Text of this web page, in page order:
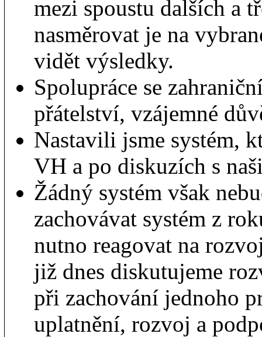
mezi spoustu dalších a
nasměrovat je na
vidět výsledky.
Spolupráce se
přátelství, vzájemné
Nastavili jsme systém,
VH a po diskuzích s
Žádný systém však
zachovávat systém z
nutno reagovat na
již dnes diskutujeme
při zachování jednoho
uplatnění, rozvoj a